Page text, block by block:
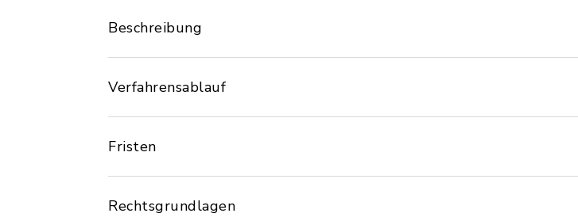
Beschreibung
Verfahrensablauf
Fristen
Rechtsgrundlagen